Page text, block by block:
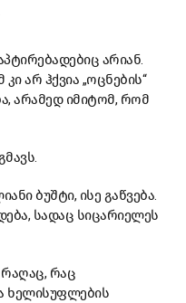
არიან.
არ ჰქვია „ოცნების“
არამედ იმიტომ, რომ
ბუშტი, ისე გაწვება.
სადაც სიცარიელეს
რაღაც, რაც
ხელისუფლების